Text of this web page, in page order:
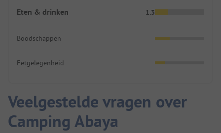
Eten & drinken 1.3
Boodschappen
Eetgelegenheid
Veelgestelde vragen over
Camping Abaya